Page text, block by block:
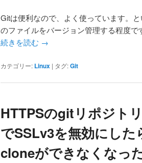
Gitは便利なので、よく使っています。
のファイルをバージョン管理する程度で
続きを読む →
カテゴリー: Linux | タグ:Git
HTTPSのgitリポジト
でSSLv3を無効にし
cloneができなくなっ